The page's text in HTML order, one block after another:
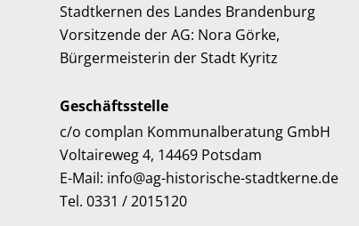
Stadtkernen des Landes Brandenburg
Vorsitzende der AG: Nora Görke,
Bürgermeisterin der Stadt Kyritz
Geschäftsstelle
c/o complan Kommunalberatung GmbH
Voltaireweg 4, 14469 Potsdam
E-Mail: info@ag-historische-stadtkerne.de
Tel. 0331 / 2015120